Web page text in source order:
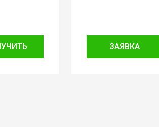
ЗАЯВКА